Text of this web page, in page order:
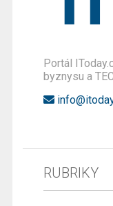
Portál
byznysu a
RUBRIKY